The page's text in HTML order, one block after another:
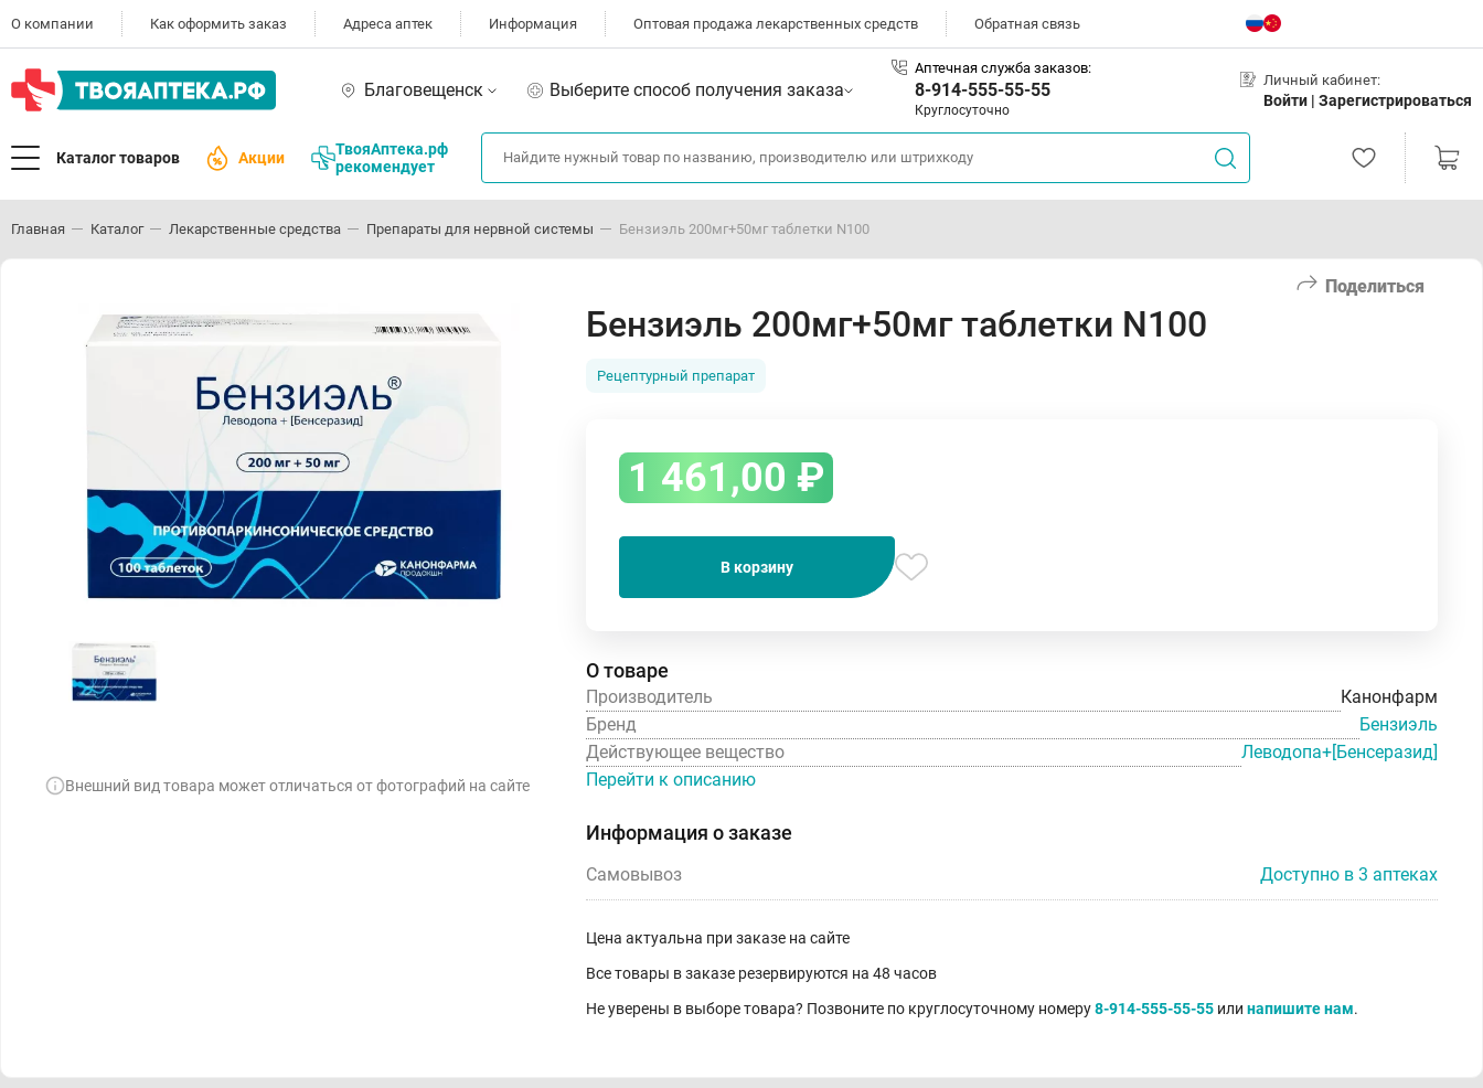
О компании Как оформить заказ Адреса аптек Информация Оптовая продажа лекарственных средств Обратная связь
Благовещенск Выберите способ получения заказа
Аптечная служба заказов:
8-914-555-55-55
Круглосуточно
Личный кабинет:
Войти | Зарегистрироваться
Каталог товаров Акции
ТвояАптека.рф
рекомендует
Главная Каталог Лекарственные средства Препараты для нервной системы Бензиэль 200мг+50мг таблетки N100
Поделиться
Внешний вид товара может отличаться от фотографий на сайте
Бензиэль 200мг+50мг таблетки N100
Рецептурный препарат
1 461,00 ₽
В корзину
О товаре
Производитель
Канонфарм
Бренд
Бензиэль
Действующее вещество
Леводопа+[Бенсеразид]
Перейти к описанию
Информация о заказе
Самовывоз Доступно в 3 аптеках
Цена актуальна при заказе на сайте
Все товары в заказе резервируются на 48 часов
Не уверены в выборе товара? Позвоните по круглосуточному номеру8-914-555-55-55 или напишите нам.